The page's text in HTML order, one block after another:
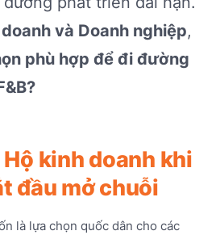
và Doanh nghiệp,
phù hợp để đi đường
kinh doanh khi
đầu mở chuỗi
là lựa chọn quốc dân cho các